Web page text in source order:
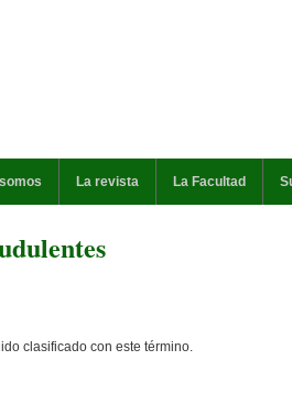
La revista La Facultad
clasificado con este término.